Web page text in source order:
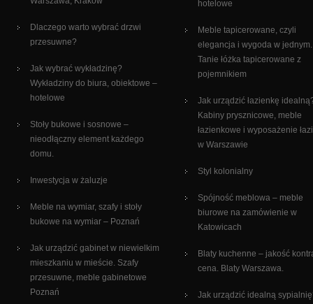
Dlaczego warto wybrać drzwi
przesuwne?
Jak wybrać wykładzinę?
Wykładziny do biura, obiektowe –
hotelowe
Stoły bukowe i sosnowe –
nieodłączny element każdego
domu.
Inwestycja w żaluzje
Meble na wymiar, szafy i stoły
bukowe na wymiar – Poznań
Jak urządzić gabinet w niewielkim
mieszkaniu w mieście. Szafy
przesuwne, meble gabinetowe
Poznań
hotelowe
Meble tapicerowane, czyli
elegancja i wygoda w jednym.
Tanie łóżka tapicerowane z
pojemnikiem
Jak urządzić łazienkę
Kabiny prysznicowe, meble
łazienkowe i wyposażenie
w Warszawie
Styl kolonialny
Spójność meblowa – meble
biurowe na zamówienie w
Katowicach
Blaty kuchenne – jakość
cena. Blaty Warszawa.
Jak urządzić idealną